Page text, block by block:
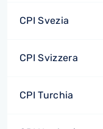
CPI Svezia
CPI Svizzera
CPI Turchia